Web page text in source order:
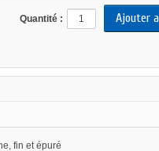
Quantité :
fin et épuré